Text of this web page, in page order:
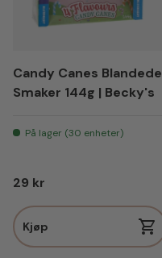
Candy Canes Blandede
Smaker 144g | Becky's
På lager (30 enheter)
Vanlig pris
29 kr
Kjøp